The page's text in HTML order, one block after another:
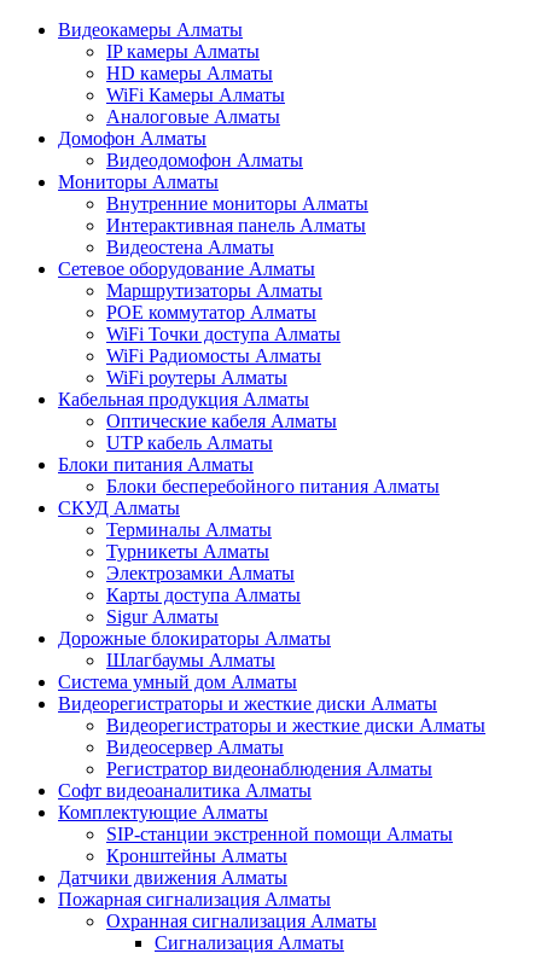
Видеокамеры Алматы
IP камеры Алматы
HD камеры Алматы
WiFi Камеры Алматы
Аналоговые Алматы
Домофон Алматы
Видеодомофон Алматы
Мониторы Алматы
Внутренние мониторы Алматы
Интерактивная панель Алматы
Видеостена Алматы
Сетевое оборудование Алматы
Маршрутизаторы Алматы
POE коммутатор Алматы
WiFi Точки доступа Алматы
WiFi Радиомосты Алматы
WiFi роутеры Алматы
Кабельная продукция Алматы
Оптические кабеля Алматы
UTP кабель Алматы
Блоки питания Алматы
Блоки бесперебойного питания Алматы
СКУД Алматы
Терминалы Алматы
Турникеты Алматы
Электрозамки Алматы
Карты доступа Алматы
Sigur Алматы
Дорожные блокираторы Алматы
Шлагбаумы Алматы
Система умный дом Алматы
Видеорегистраторы и жесткие диски Алматы
Видеорегистраторы и жесткие диски Алматы
Видеосервер Алматы
Регистратор видеонаблюдения Алматы
Софт видеоаналитика Алматы
Комплектующие Алматы
SIP-станции экстренной помощи Алматы
Кронштейны Алматы
Датчики движения Алматы
Пожарная сигнализация Алматы
Охранная сигнализация Алматы
Сигнализация Алматы